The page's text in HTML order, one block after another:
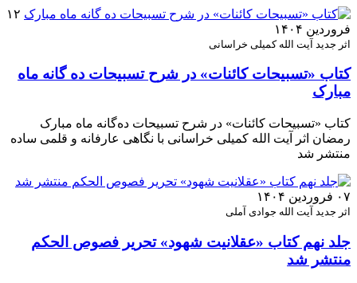
۱۲
فروردین ۱۴۰۴
اثر جدید آیت الله کمیلی خراسانی
کتاب «تسبیحات کائنات» در شرح تسبیحات ده‌ گانه ماه
مبارک
کتاب «تسبیحات کائنات» در شرح تسبیحات ده‌گانه ماه مبارک
رمضان اثر آیت الله کمیلی خراسانی با نگاهی عارفانه و قلمی ساده
منتشر شد
۰۷ فروردین ۱۴۰۴
اثر جدید آیت الله جوادی آملی
جلد نهم کتاب «عقلانیت شهود» تحریر فصوص الحکم
منتشر شد